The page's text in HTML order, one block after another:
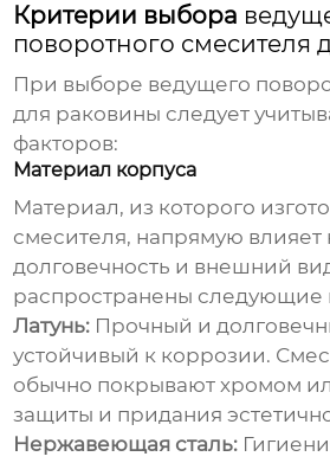
Критерии выбора
поворотного смесителя
При выборе ведущего
для раковины следует
факторов:
Материал корпуса
Материал, из которого
смесителя, напрямую влияет
долговечность и внешний
распространены следующие
Латунь: Прочный и
устойчивый к коррозии.
обычно покрывают хромом
защиты и придания
Нержавеющая сталь: